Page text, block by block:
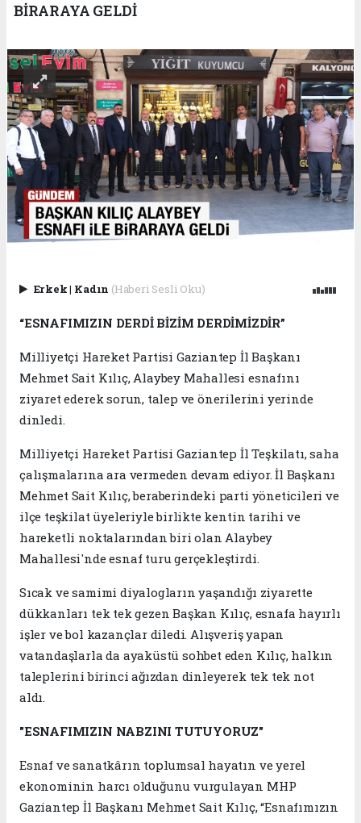
BİRARAYA GELDİ
Erkek| Kadın (Haberi Sesli Oku)
“ESNAFIMIZIN DERDİ BİZİM DERDİMİZDİR”
Milliyetçi Hareket Partisi Gaziantep İl Başkanı
Mehmet Sait Kılıç, Alaybey Mahallesi esnafını
ziyaret ederek sorun, talep ve önerilerini yerinde
dinledi.
Milliyetçi Hareket Partisi Gaziantep İl Teşkilatı, saha
çalışmalarına ara vermeden devam ediyor. İl Başkanı
Mehmet Sait Kılıç, beraberindeki parti yöneticileri ve
ilçe teşkilat üyeleriyle birlikte kentin tarihi ve
hareketli noktalarından biri olan Alaybey
Mahallesi'nde esnaf turu gerçekleştirdi.
Sıcak ve samimi diyalogların yaşandığı ziyarette
dükkanları tek tek gezen Başkan Kılıç, esnafa hayırlı
işler ve bol kazançlar diledi. Alışveriş yapan
vatandaşlarla da ayaküstü sohbet eden Kılıç, halkın
taleplerini birinci ağızdan dinleyerek tek tek not
aldı.
"ESNAFIMIZIN NABZINI TUTUYORUZ"
Esnaf ve sanatkârın toplumsal hayatın ve yerel
ekonominin harcı olduğunu vurgulayan MHP
Gaziantep İl Başkanı Mehmet Sait Kılıç, “Esnafımızın